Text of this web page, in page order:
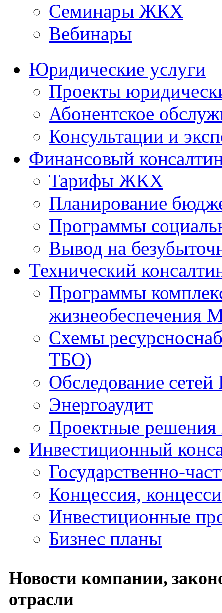
Семинары ЖКХ
Вебинары
Юридические услуги
Проекты
Абонентское
Консультации и
Финансовый
Тарифы ЖКХ
Планирование
Программы
Вывод на
Технический
Программы
жизнеобеспечения
Схемы
ТБО)
Обследование
Энергоаудит
Проектные решения
Инвестиционный
Государственно-
Концессия,
Инвестиционные
Бизнес планы
Новости компании,
отрасли